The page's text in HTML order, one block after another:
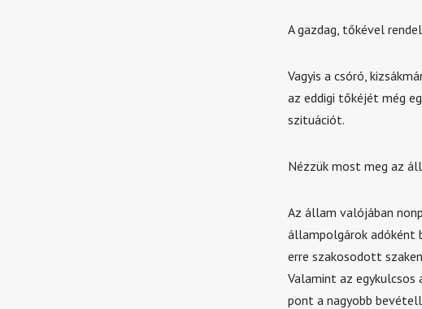
A gazdag, tőkével
Vagyis a csóró,
az eddigi tőkéjét még
szituációt.
Nézzük most meg az
Az állam valójában
állampolgárok adóként
erre szakosodott
Valamint az egykulcsos
pont a nagyobb